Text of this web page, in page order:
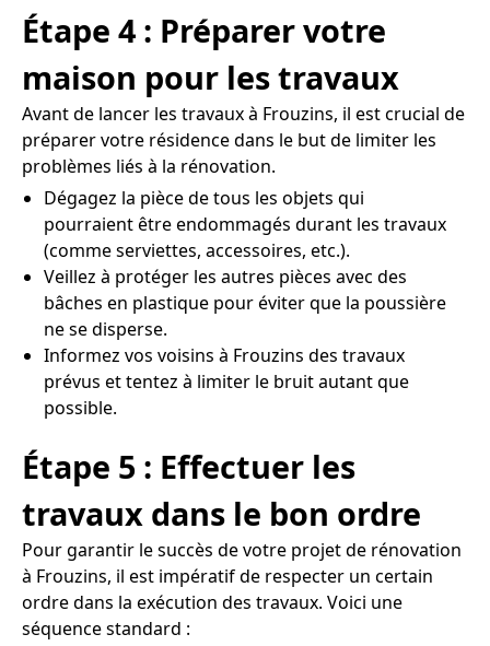
Étape 4 : Préparer votre
maison pour les travaux
Avant de lancer les travaux à Frouzins, il est crucial de
préparer votre résidence dans le but de limiter les
problèmes liés à la rénovation.
Dégagez la pièce de tous les objets qui
pourraient être endommagés durant les travaux
(comme serviettes, accessoires, etc.).
Veillez à protéger les autres pièces avec des
bâches en plastique pour éviter que la poussière
ne se disperse.
Informez vos voisins à Frouzins des travaux
prévus et tentez à limiter le bruit autant que
possible.
Étape 5 : Effectuer les
travaux dans le bon ordre
Pour garantir le succès de votre projet de rénovation
à Frouzins, il est impératif de respecter un certain
ordre dans la exécution des travaux. Voici une
séquence standard :